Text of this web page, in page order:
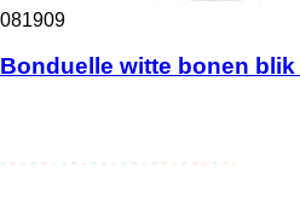
081909
Bonduelle witte bonen blik